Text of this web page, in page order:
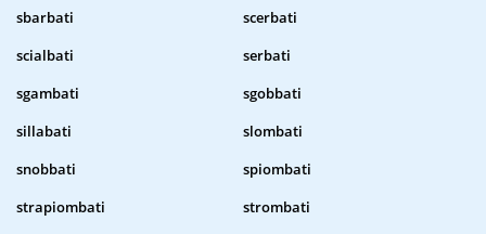
sbarbati
scerbati
scialbati
serbati
sgambati
sgobbati
sillabati
slombati
snobbati
spiombati
strapiombati
strombati